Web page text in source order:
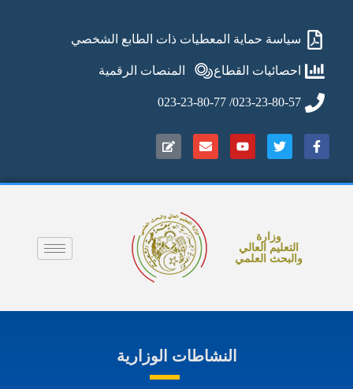
سياسة حماية المعطيات ذات الطابع الشخصي
احصائيات القطاع المنصات الرقمية
023-23-80-57/ 023-23-80-77
وزارة
التعليم العالي
والبحث العلمي
النشاطات الوزارية